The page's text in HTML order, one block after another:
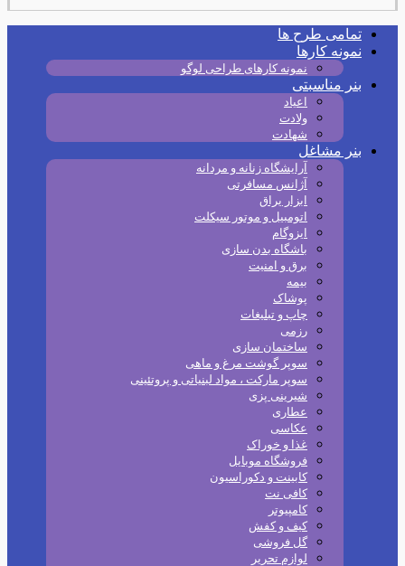
تمامی طرح‌ ها
نمونه کارها
نمونه کارهای طراحی لوگو
بنر مناسبتی
اعیاد
ولادت
شهادت
بنر مشاغل
آرایشگاه زنانه و مردانه
آژانس مسافرتی
ابزار یراق
اتومبیل و موتور سیکلت
ایزوگام
باشگاه بدن سازی
برق و امنیت
بیمه
پوشاک
چاپ و تبلیغات
رزمی
ساختمان سازی
سوپر گوشت مرغ و ماهی
سوپر مارکت ، مواد لبنیاتی و پروتئینی
شیرینی پزی
عطاری
عکاسی
غذا و خوراک
فروشگاه موبایل
کابینت و دکوراسیون
کافی نت
کامپیوتر
کیف و کفش
گل فروشی
لوازم تحریر